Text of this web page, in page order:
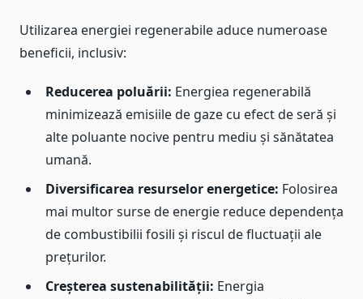
Utilizarea energiei regenerabile aduce numeroase
beneficii, inclusiv:
Reducerea poluării: Energiea regenerabilă
minimizează emisiile de gaze cu efect de seră și
alte poluante nocive pentru mediu și sănătatea
umană.
Diversificarea resurselor energetice: Folosirea
mai multor surse de energie reduce dependența
de combustibilii fosili și riscul de fluctuații ale
prețurilor.
Creșterea sustenabilității: Energia